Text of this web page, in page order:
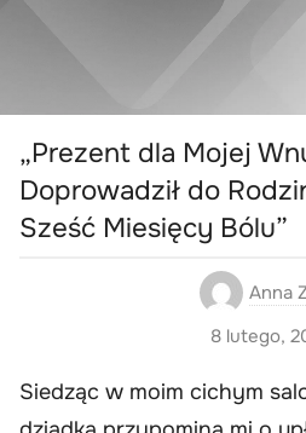
„Prezent dla Mojej
Doprowadził do
Sześć Miesięcy Bólu”
Anna
8 lutego,
Siedząc w moim cichym